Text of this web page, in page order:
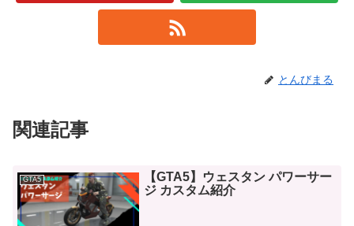
とんびまる
関連記事
GTA5
【GTA5】ウェスタン パワーサー
ジ カスタム紹介